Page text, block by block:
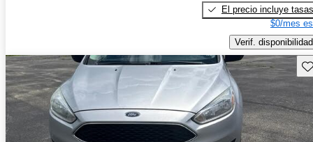
El precio incluye tasas
$0/mes
Verif. disponibilidad